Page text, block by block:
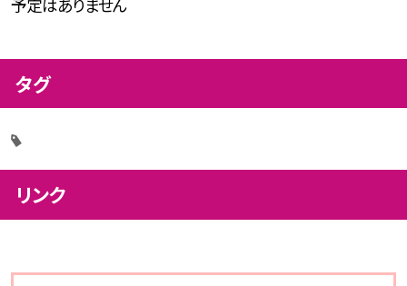
予定はありません
タグ
リンク